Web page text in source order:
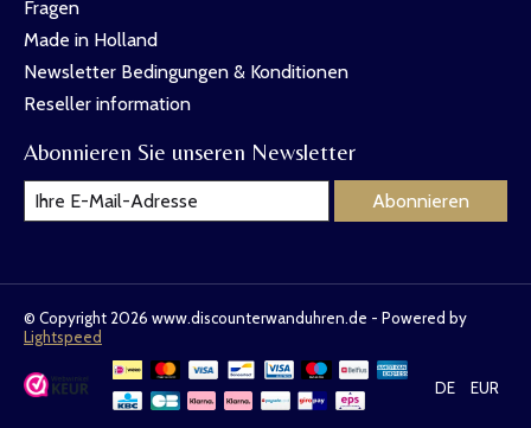
Fragen
Made in Holland
Newsletter Bedingungen & Konditionen
Reseller information
Abonnieren Sie unseren Newsletter
Abonnieren
© Copyright 2026 www.discounterwanduhren.de - Powered by
Lightspeed
DE EUR